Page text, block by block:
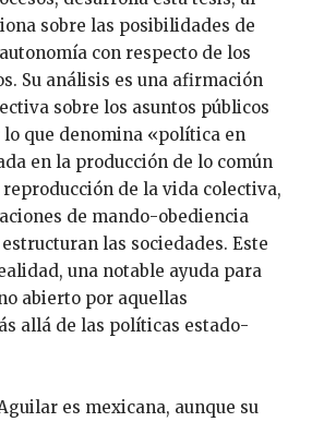
sobre las posibilidades de
con respecto de los
Su análisis es una afirmación
sobre los asuntos públicos
lo que denomina «política en
en la producción de lo común
de la vida colectiva,
de mando-obediencia
las sociedades. Este
una notable ayuda para
abierto por aquellas
allá de las políticas estado-
es mexicana, aunque su